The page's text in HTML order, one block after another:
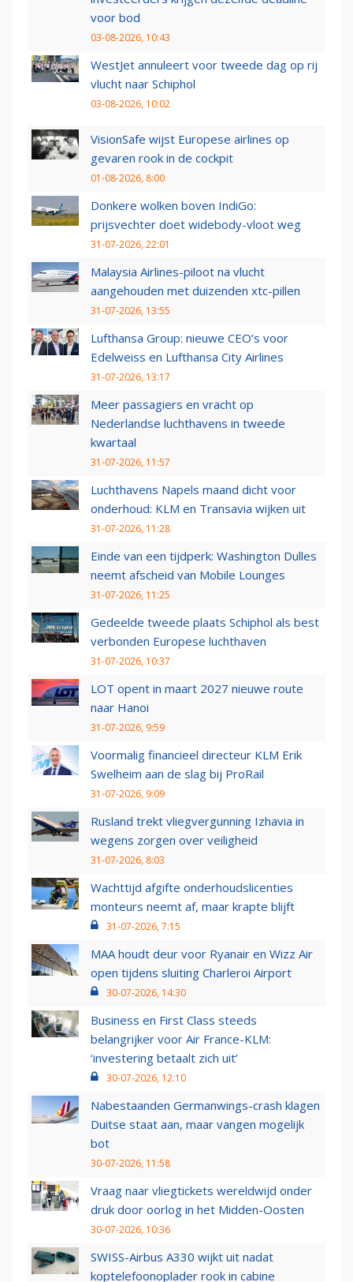
voor bod
03-08-2026, 10:43
WestJet annuleert voor tweede dag op rij
vlucht naar Schiphol
03-08-2026, 10:02
VisionSafe wijst Europese airlines op
gevaren rook in de cockpit
01-08-2026, 8:00
Donkere wolken boven IndiGo:
prijsvechter doet widebody-vloot weg
31-07-2026, 22:01
Malaysia Airlines-piloot na vlucht
aangehouden met duizenden xtc-pillen
31-07-2026, 13:55
Lufthansa Group: nieuwe CEO’s voor
Edelweiss en Lufthansa City Airlines
31-07-2026, 13:17
Meer passagiers en vracht op
Nederlandse luchthavens in tweede
kwartaal
31-07-2026, 11:57
Luchthavens Napels maand dicht voor
onderhoud: KLM en Transavia wijken uit
31-07-2026, 11:28
Einde van een tijdperk: Washington Dulles
neemt afscheid van Mobile Lounges
31-07-2026, 11:25
Gedeelde tweede plaats Schiphol als best
verbonden Europese luchthaven
31-07-2026, 10:37
LOT opent in maart 2027 nieuwe route
naar Hanoi
31-07-2026, 9:59
Voormalig financieel directeur KLM Erik
Swelheim aan de slag bij ProRail
31-07-2026, 9:09
Rusland trekt vliegvergunning Izhavia in
wegens zorgen over veiligheid
31-07-2026, 8:03
Wachttijd afgifte onderhoudslicenties
monteurs neemt af, maar krapte blijft
31-07-2026, 7:15
MAA houdt deur voor Ryanair en Wizz Air
open tijdens sluiting Charleroi Airport
30-07-2026, 14:30
Business en First Class steeds
belangrijker voor Air France-KLM:
‘investering betaalt zich uit’
30-07-2026, 12:10
Nabestaanden Germanwings-crash klagen
Duitse staat aan, maar vangen mogelijk
bot
30-07-2026, 11:58
Vraag naar vliegtickets wereldwijd onder
druk door oorlog in het Midden-Oosten
30-07-2026, 10:36
SWISS-Airbus A330 wijkt uit nadat
koptelefoonoplader rook in cabine